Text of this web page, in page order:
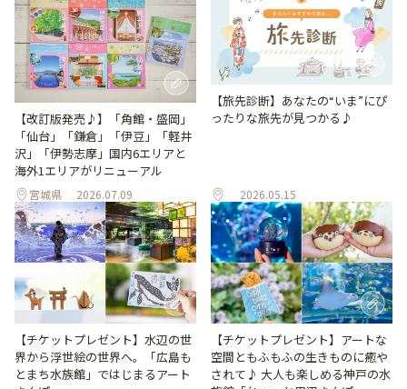
【改訂版発売♪】「角館・盛岡」
「仙台」「鎌倉」「伊豆」「軽井
沢」「伊勢志摩」国内6エリアと
海外1エリアがリニューアル
宮城県 2026.07.09
【旅先診断】あなたの“いま”にぴ
ったりな旅先が見つかる♪
2026.05.15
【チケットプレゼント】水辺の世
界から浮世絵の世界へ。「広島も
とまち水族館」ではじまるアート
【チケットプレゼント】アートな
空間ともふもふの生きものに癒や
されて♪ 大人も楽しめる神戸の水